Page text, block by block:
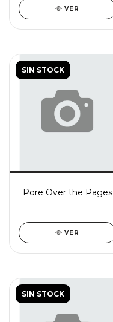
VER
SIN STOCK
Pore Over the Pages
VER
SIN STOCK